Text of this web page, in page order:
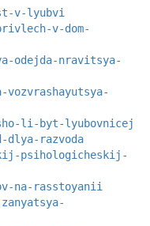
v-lyubvi
v-dom-
odejda-nravitsya-
li-byt-lyubovnicej
dlya-razvoda
psihologicheskij-
na-rasstoyanii